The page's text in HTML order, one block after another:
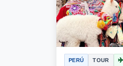
PERÚ TOUR